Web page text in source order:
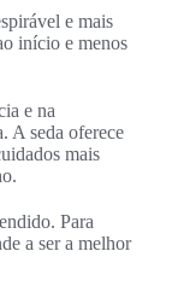
e mais
início e menos
e na
A seda oferece
mais
Para
a ser a melhor